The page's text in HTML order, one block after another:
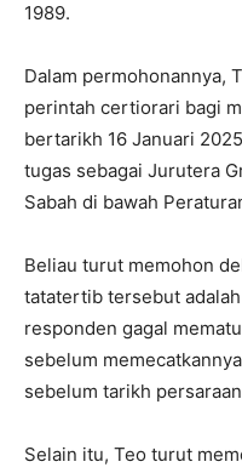
1989.
Dalam permohonannya,
perintah certiorari bagi
bertarikh 16 Januari
tugas sebagai Jurutera
Sabah di bawah
Beliau turut memohon
tatatertib tersebut
responden gagal
sebelum
sebelum tarikh
Selain itu, Teo turut